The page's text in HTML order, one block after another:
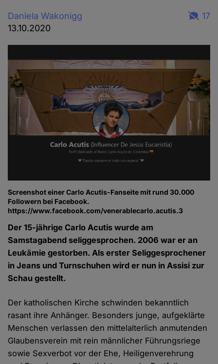
Daniela Wakonigg
13.10.2020
17
Screenshot einer Carlo Acutis-Fanseite mit rund 30.000
Followern bei Facebook.
https://www.facebook.com/venerablecarlo.acutis.3
Der 15-jährige Carlo Acutis wurde am
Samstagabend seliggesprochen. 2006 war er an
Leukämie gestorben. Als erster Seliggesprochener
in Jeans und Turnschuhen wird er nun in Assisi zur
Schau gestellt.
Der katholischen Kirche schwinden bekanntlich
rasant ihre Anhänger. Besonders junge, aufgeklärte
Menschen verlassen den mittelalterlich anmutenden
Glaubensverein mit rein männlicher Führungsriege
sowie Sexverbot vor der Ehe, Heiligenverehrung